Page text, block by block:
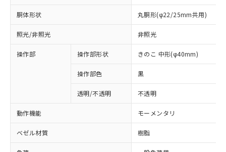
胴体形状 丸胴形(φ22/25mm共用)
照光/非照光 非照光
操作部 操作部形状 きのこ 中形(φ40mm)
操作部色 黒
透明/不透明 不透明
動作機能 モーメンタリ
ベゼル材質 樹脂